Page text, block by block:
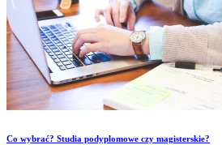
​Co wybrać? Studia podyplomowe czy magisterskie?